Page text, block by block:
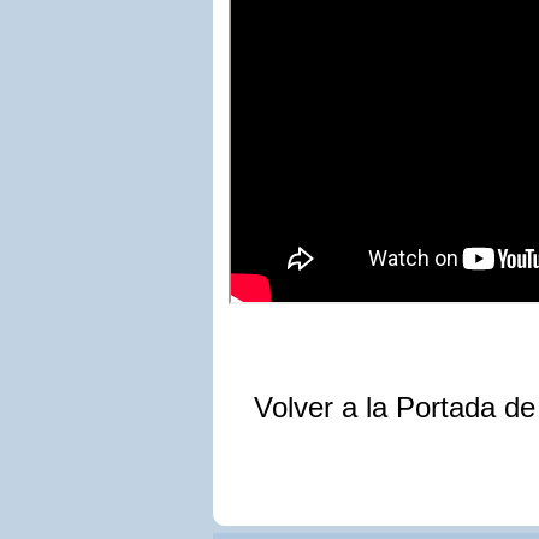
Volver a la Portada